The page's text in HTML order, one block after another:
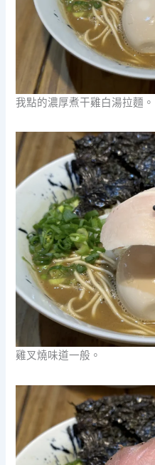
我點的濃厚煮干雞白湯拉麵。
雞叉燒味道一般。